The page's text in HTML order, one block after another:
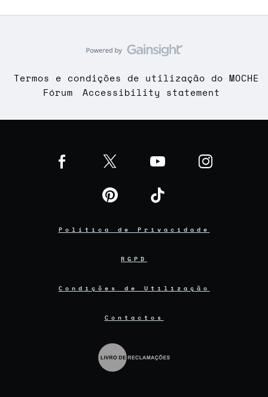
Termos e condições de utilização do MOCHE
Fórum
Accessibility statement
Política de Privacidade
RGPD
Condições de Utilização
Contactos